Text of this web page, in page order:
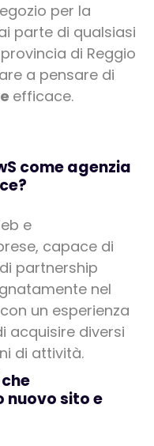
per la
parte di qualsiasi
di Reggio
a pensare di
efficace.
come agenzia
e
capace di
partnership
nel
un esperienza
acquisire diversi
di attività.
nuovo sito e